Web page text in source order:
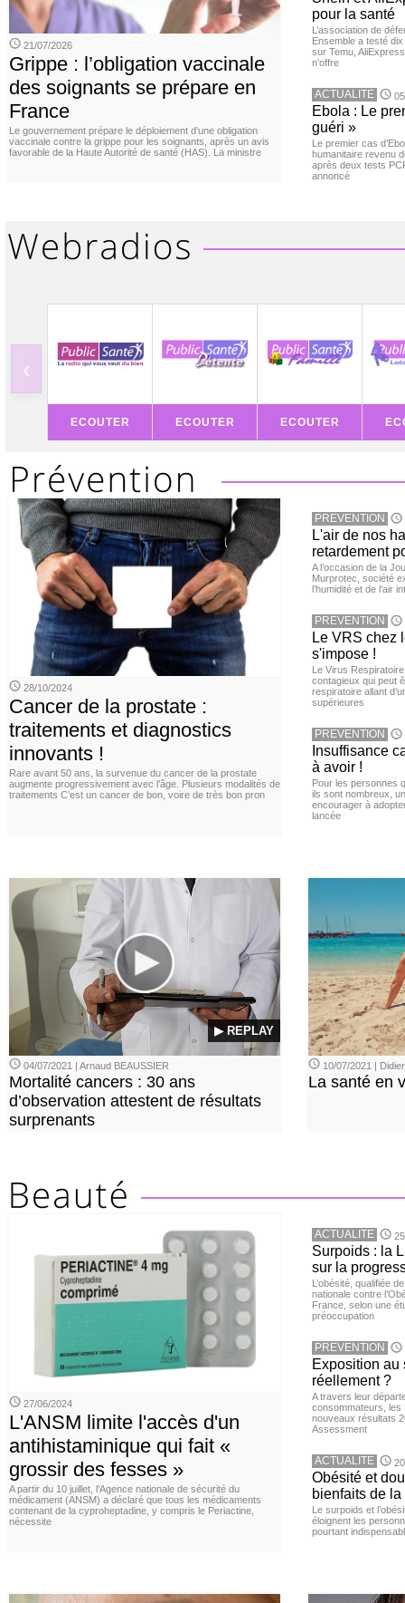
21/07/2026
Grippe : l’obligation vaccinale
des soignants se prépare en
France
Le gouvernement prépare le déploiement d’une obligation
vaccinale contre la grippe pour les soignants, après un avis
favorable de la Haute Autorité de santé (HAS). La ministre
pour la santé
L’association de
Ensemble a testé
sur Temu,
n’offre
ACTUALITE
Ebola : Le
guéri »
Le premier cas
humanitaire revenu
après deux tests
annoncé
‹
ECOUTER ECOUTER ECOUTER
28/10/2024
Cancer de la prostate :
traitements et diagnostics
innovants !
Rare avant 50 ans, la survenue du cancer de la prostate
augmente progressivement avec l’âge. Plusieurs modalités de
traitements C’est un cancer de bon, voire de très bon pron
PREVENTION
L'air de nos
retardement
A l’occasion de la
Murprotec, société
l’humidité et de l’air
PREVENTION
Le VRS chez
s'impose !
Le Virus
contagieux qui peut
respiratoire allant
supérieures
PREVENTION
Insuffisance
à avoir !
Pour les personnes
ils sont nombreux,
encourager à
lancée
▶ REPLAY
04/07/2021 | Arnaud BEAUSSIER
Mortalité cancers : 30 ans
d’observation attestent de résultats
surprenants
10/07/2021 |
La santé en
27/06/2024
L'ANSM limite l'accès d'un
antihistaminique qui fait «
grossir des fesses »
A partir du 10 juillet, l’Agence nationale de sécurité du
médicament (ANSM) a déclaré que tous les médicaments
contenant de la cyproheptadine, y compris le Periactine,
nécessite
ACTUALITE
Surpoids : la
sur la
L’obésité, qualifiée
nationale contre
France, selon une
préoccupation
PREVENTION
Exposition au
réellement ?
A travers leur
consommateurs, les
nouveaux résultats
Assessment
ACTUALITE
Obésité et
bienfaits de
Le surpoids et
éloignent les
pourtant